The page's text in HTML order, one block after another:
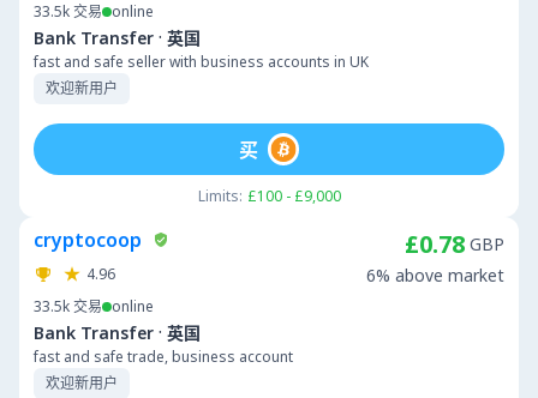
33.5k交易 online
Bank Transfer · 英国
fast and safe seller with business accounts in UK
欢迎新用户
Limits: £100 - £9,000
买
cryptocoop
4.96
33.5k交易 online
Bank Transfer · 英国
fast and safe trade, business account
欢迎新用户
£0.78 GBP
6% above market